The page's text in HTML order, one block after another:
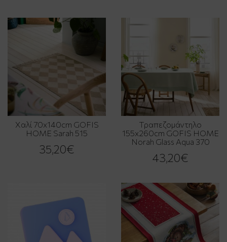
Χαλί 70x140cm GOFIS
HOME Sarah 515
35,20€
Τραπεζομάντηλο
155x260cm GOFIS HOME
Norah Glass Aqua 370
43,20€